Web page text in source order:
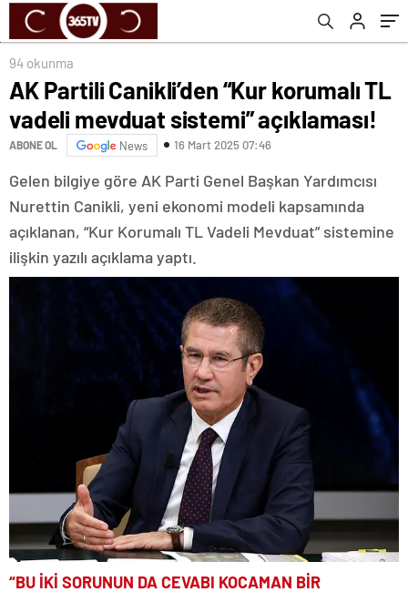
94 okunma
AK Partili Canikli’den “Kur korumalı TL
vadeli mevduat sistemi” açıklaması!
ABONE OL News 16 Mart 2025 07:46
Gelen bilgiye göre AK Parti Genel Başkan Yardımcısı
Nurettin Canikli, yeni ekonomi modeli kapsamında
açıklanan, “Kur Korumalı TL Vadeli Mevduat” sistemine
ilişkin yazılı açıklama yaptı.
“BU İKİ SORUNUN DA CEVABI KOCAMAN BİR